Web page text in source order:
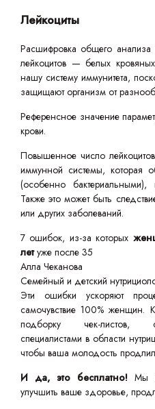
Лейкоциты
Расшифровка общего
лейкоцитов — белых
нашу систему иммунитета,
защищают организм от
Референсное значение
крови.
Повышенное число
иммунной системы, которая
(особенно бактериальными),
Также это может быть
или других заболеваний.
7 ошибок, из-за которых
летуже после 35
Алла Чеканова
Семейный и детский
Эти ошибки ускоряют
самочувствие 100% женщин.
подборку чек-листов,
специалистами в области
чтобы ваша молодость
И да, это бесплатно! Мы
улучшить ваше здоровье,